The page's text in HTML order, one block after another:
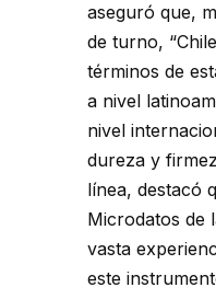
aseguró que,
de turno,
términos de
a nivel
nivel
dureza y
línea, destacó
Microdatos de
vasta
este